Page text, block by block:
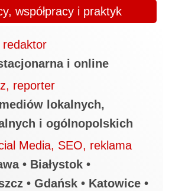
współpracy i praktyk
redaktor
i online
reporter
lokalnych,
i ogólnopolskich
Media, SEO, reklama
• Białystok •
• Gdańsk • Katowice •